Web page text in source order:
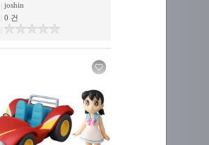
joshin
0 건